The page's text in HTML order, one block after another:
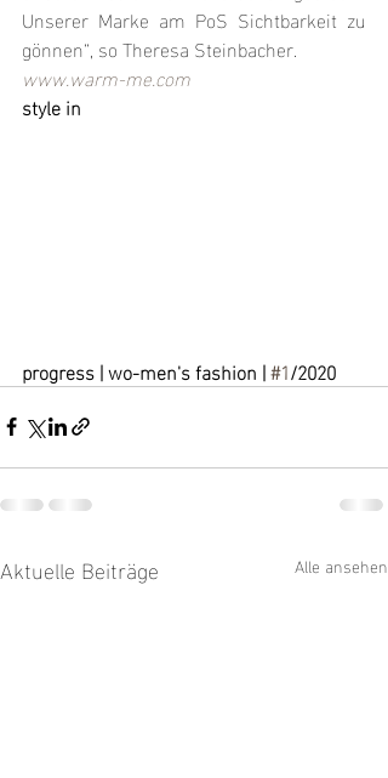
Unserer Marke am PoS Sichtbarkeit zu
gönnen“, so Theresa Steinbacher.
www.warm-me.com
style in
progress | wo-men's fashion | #1/2020
Aktuelle Beiträge Alle ansehen